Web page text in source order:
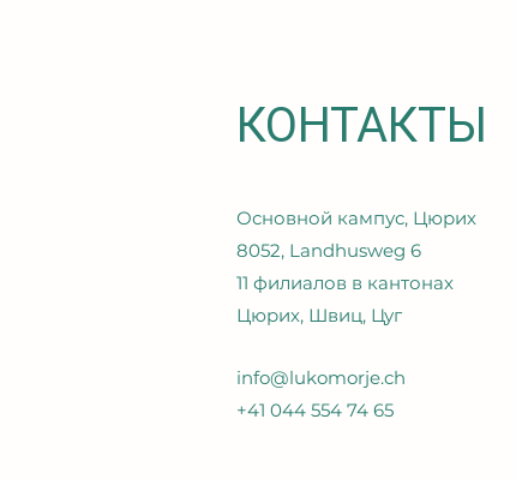
КОНТАКТЫ
Основной кампус, Цюрих
8052, Landhusweg 6
11 филиалов в кантонах
Цюрих, Швиц, Цуг
info@lukomorje.ch
+41 044 554 74 65